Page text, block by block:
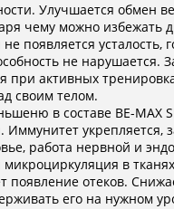
Улучшается обмен
чему можно избежать
появляется усталость,
не нарушается.
при активных
своим телом.
в составе BE-MAX
укрепляется,
работа нервной и
в
отеков.
его на нужном